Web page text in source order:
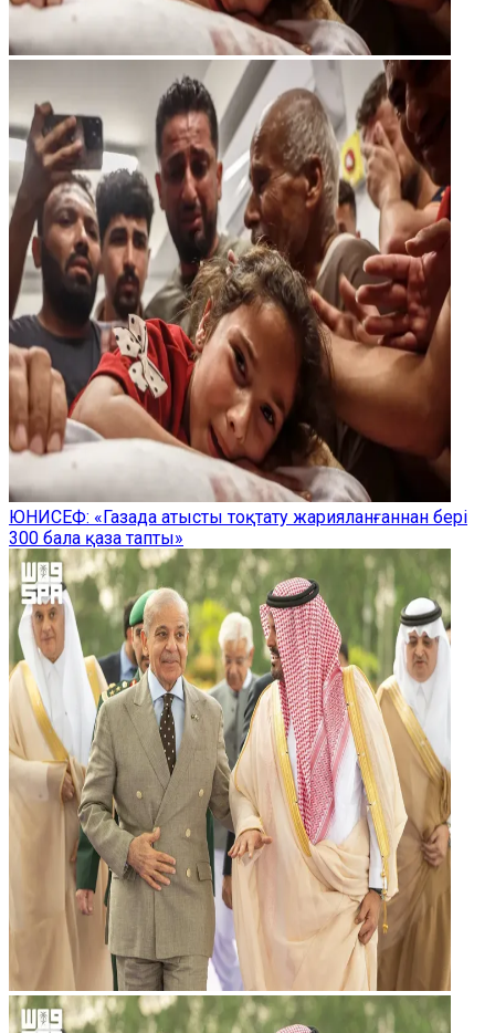
ЮНИСЕФ: «Газада атысты тоқтату жарияланғаннан бері
300 бала қаза тапты»